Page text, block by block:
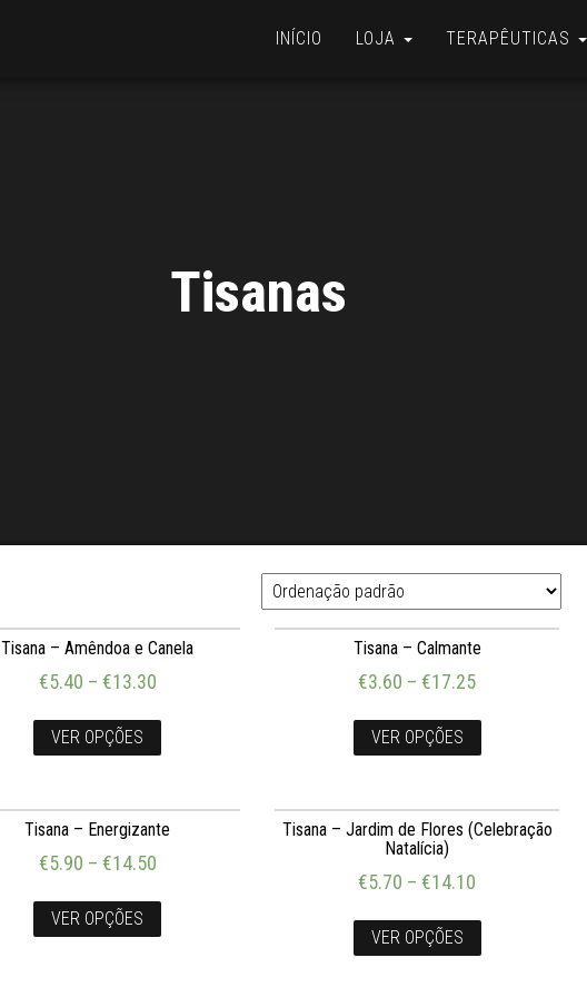
INÍCIO LOJA TERAPÊUTICAS
Tisanas
Tisana – Amêndoa e Canela
€5.40 – €13.30
VER OPÇÕES
Tisana – Calmante
€3.60 –€17.25
VER OPÇÕES
Tisana – Energizante
€5.90 – €14.50
VER OPÇÕES
Tisana – Jardim de Flores (Celebração
Natalícia)
€5.70 –€14.10
VER OPÇÕES